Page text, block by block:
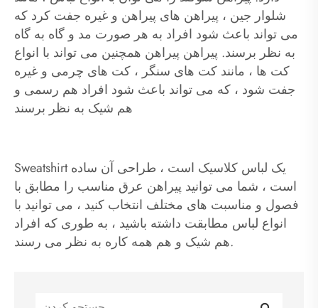
شلوار جین ، پیراهن های پیراهن و غیره جفت کرد که
می تواند باعث شود افراد به هر صورت مد و گاه به گاه
به نظر برسند. پیراهن پیراهن همچنین می تواند با انواع
کت ها ، مانند کت های سنگر ، کت های چرمی و غیره
جفت شود ، که می تواند باعث شود افراد هم رسمی و
هم شیک به نظر برسند
Sweatshirt یک لباس کلاسیک است ، طراحی آن ساده
است ، شما می توانید پیراهن عرق مناسب را مطابق با
فصول و مناسبت های مختلف انتخاب کنید ، می توانید با
انواع لباس مطابقت داشته باشید ، به طوری که افراد
هم شیک و هم همه کاره به نظر می رسند.